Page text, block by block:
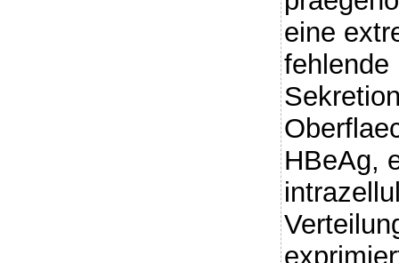
eine
fehlende
HBeAg,